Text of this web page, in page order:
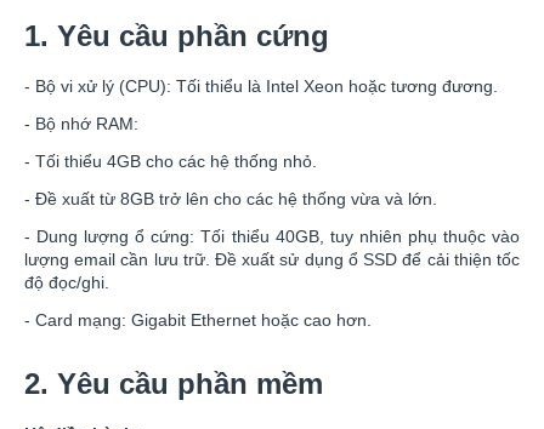
1. Yêu cầu phần cứng
- Bộ vi xử lý (CPU): Tối thiểu là Intel Xeon hoặc tương đương.
- Bộ nhớ RAM:
- Tối thiểu 4GB cho các hệ thống nhỏ.
- Đề xuất từ 8GB trở lên cho các hệ thống vừa và lớn.
- Dung lượng ổ cứng: Tối thiểu 40GB, tuy nhiên phụ thuộc vào
lượng email cần lưu trữ. Đề xuất sử dụng ổ SSD để cải thiện tốc
độ đọc/ghi.
- Card mạng: Gigabit Ethernet hoặc cao hơn.
2. Yêu cầu phần mềm